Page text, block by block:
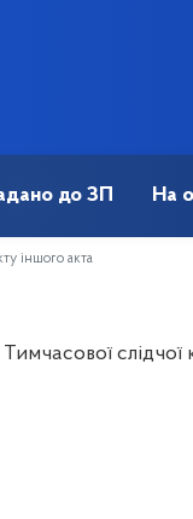
до ЗП На
іншого акта
слідчої